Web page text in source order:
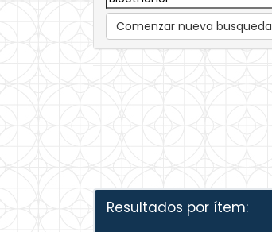
Comenzar nueva busqueda
Resultados por ítem: